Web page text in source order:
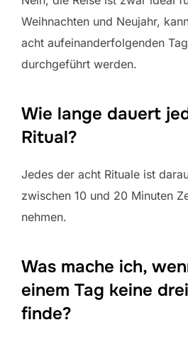
Weihnachten und Neujahr,
acht aufeinanderfolgenden
durchgeführt werden.
Wie lange dauert
Ritual?
Jedes der acht Rituale ist
zwischen 10 und 20 Minuten
nehmen.
Was mache ich,
einem Tag keine
finde?